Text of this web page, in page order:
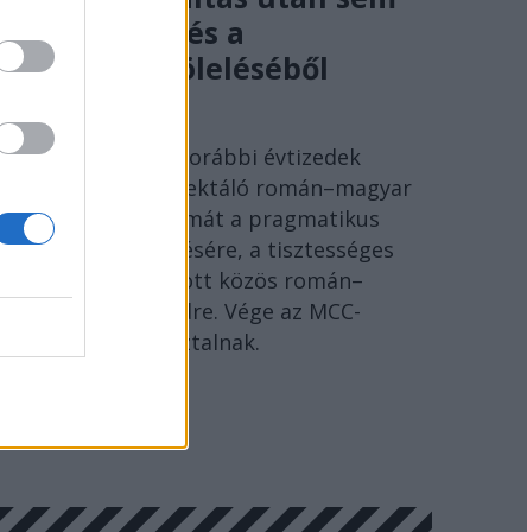
volt menekvés a
történelem öleléséből
Ideje lecserélni a korábbi évtizedek
szenvedéseire reflektáló román–magyar
megbékélés fogalmát a pragmatikus
együttélés kifejezésére, a tisztességes
Európáért folytatott közös román–
magyar párbeszédre. Vége az MCC-
történészkerekasztalnak.